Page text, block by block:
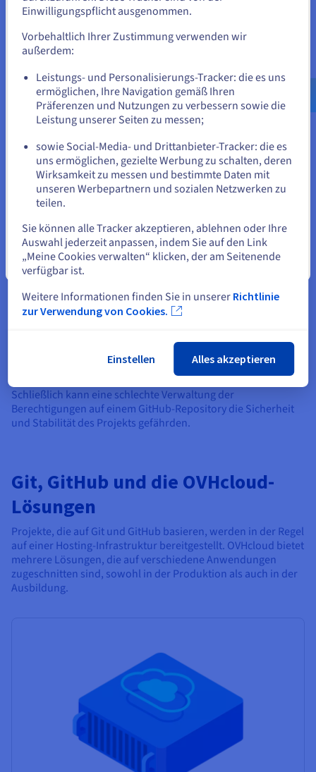
In einem Ausbildungsumfeld ermöglichen Git und
Versionsverwaltung, Zusammenarbeit und die
Organisation eines Quellcode-Repositorys.
Mögliche Fehler bei der Verwendung von Git
und GitHub
Einige Fehler treten häufig bei der Verwendung von Git und
GitHub auf.
Git und GitHub zu verwechseln, ist einer der häufigsten
Fehler. Git sorgt für die Versions- und Änderungsverwaltung,
während GitHub das Repository hostet und kollaborative
Funktionen bereitstellt.
Fehler. Ohne dedizierte Branches wird die Kontrolle über die
Änderungen komplexer und das Risiko von Fehlern steigt.
Unklare Commit-Nachrichten beeinträchtigen ebenfalls das
Verständnis der Historie. Eine gute Nachricht sollte klar die
Schließlich kann eine schlechte Verwaltung der
Berechtigungen auf einem GitHub-Repository die Sicherheit
und Stabilität des Projekts gefährden.
Git, GitHub und die OVHcloud-
Lösungen
Projekte, die auf Git und GitHub basieren, werden in der Regel
auf einer Hosting-Infrastruktur bereitgestellt. OVHcloud bietet
mehrere Lösungen, die auf verschiedene Anwendungen
zugeschnitten sind, sowohl in der Produktion als auch in der
Ausbildung.
Wenn Sie aus Vereinigte Staaten bestellen möchten, müssen Sie
sich auf der entsprechenden Website umsehen und dort einen
Account erstellen.
us.ovhcloud.com/
Englisch USD - $
oder
Auf der aktuellen Website bleiben
Eine andere Website wählen
Schließen
Einwilligungspflicht ausgenommen.
Vorbehaltlich Ihrer Zustimmung verwenden wir
außerdem:
Leistungs- und Personalisierungs-Tracker: die es uns
ermöglichen, Ihre Navigation gemäß Ihren
Präferenzen und Nutzungen zu verbessern sowie die
Leistung unserer Seiten zu messen;
sowie Social-Media- und Drittanbieter-Tracker: die es
uns ermöglichen, gezielte Werbung zu schalten, deren
Wirksamkeit zu messen und bestimmte Daten mit
unseren Werbepartnern und sozialen Netzwerken zu
teilen.
Sie können alle Tracker akzeptieren, ablehnen oder Ihre
Auswahl jederzeit anpassen, indem Sie auf den Link
„Meine Cookies verwalten“ klicken, der am Seitenende
verfügbar ist.
Weitere Informationen finden Sie in unserer Richtlinie
zur Verwendung von Cookies.
Einstellen Alles akzeptieren